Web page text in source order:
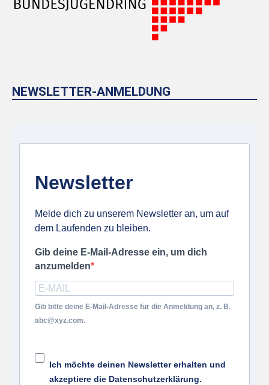
NEWSLETTER-ANMELDUNG
Newsletter
Melde dich zu unserem Newsletter an, um auf
dem Laufenden zu bleiben.
Gib deine E-Mail-Adresse ein, um dich
anzumelden
Gib bitte deine E-Mail-Adresse für die Anmeldung an, z. B.
abc@xyz.com.
Ich möchte deinen Newsletter erhalten und
akzeptiere die Datenschutzerklärung.